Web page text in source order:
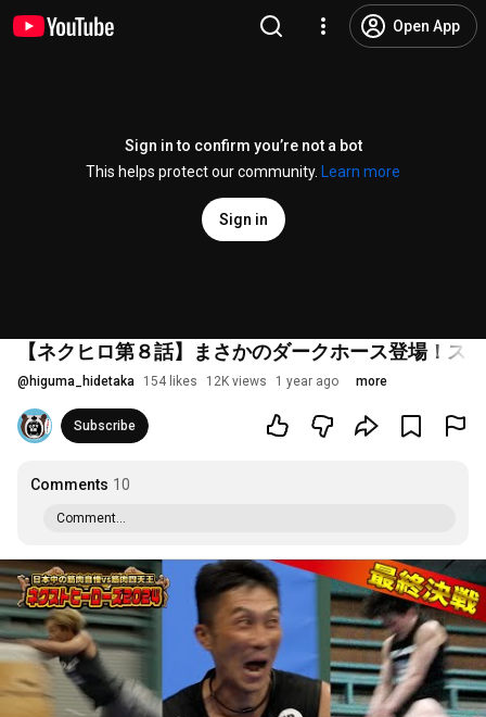
Open App
Sign in to confirm you’re not a bot
This helps protect our community.
Learn more
Sign in
【ネクヒロ第８話】まさかのダークホース登場！ス
@ higuma_hidetaka 154 likes 12K views 1 year ago more
Subscribe
Comments 10
Comment...